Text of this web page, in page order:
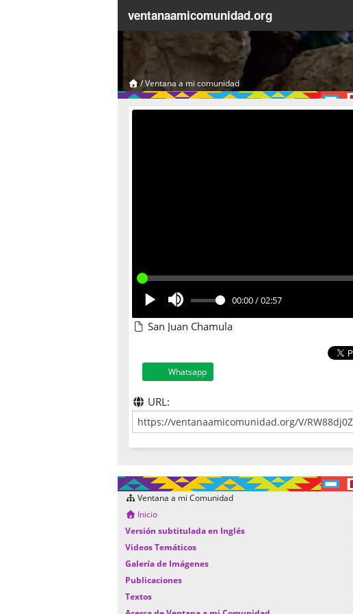
ventanaamicomunidad.org
/Ventana a mi comunidad
00:00/02:57
San Juan Chamula
Whatsapp
URL:
Ventana a mi Comunidad
Inicio
Versión subtitulada en Inglés
Videos Temáticos
Galería de Imágenes
Publicaciones
Textos